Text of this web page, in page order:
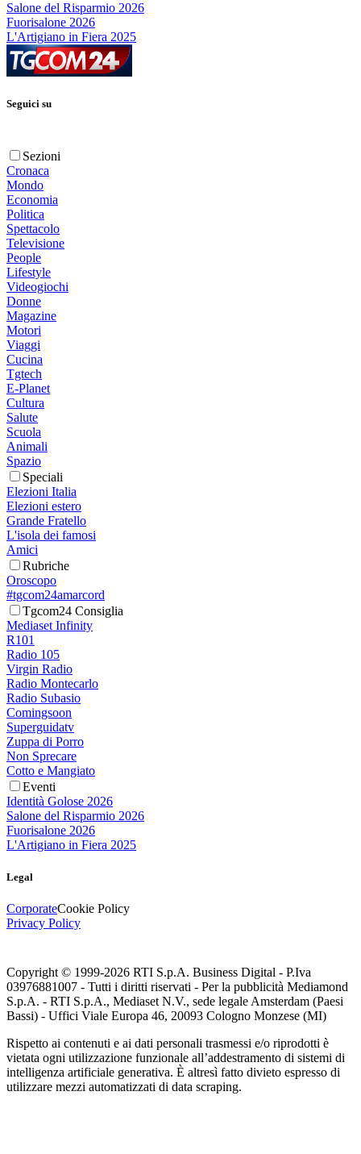
Salone del Risparmio 2026
Fuorisalone 2026
L'Artigiano in Fiera 2025
Seguici su
Sezioni
Cronaca
Mondo
Economia
Politica
Spettacolo
Televisione
People
Lifestyle
Videogiochi
Donne
Magazine
Motori
Viaggi
Cucina
Tgtech
E-Planet
Cultura
Salute
Scuola
Animali
Spazio
Speciali
Elezioni Italia
Elezioni estero
Grande Fratello
L'isola dei famosi
Amici
Rubriche
Oroscopo
#tgcom24amarcord
Tgcom24 Consiglia
Mediaset Infinity
R101
Radio 105
Virgin Radio
Radio Montecarlo
Radio Subasio
Comingsoon
Superguidatv
Zuppa di Porro
Non Sprecare
Cotto e Mangiato
Eventi
Identità Golose 2026
Salone del Risparmio 2026
Fuorisalone 2026
L'Artigiano in Fiera 2025
Legal
CorporateCookie Policy
Privacy Policy
Copyright © 1999-2026 RTI S.p.A. Business Digital - P.Iva
03976881007 - Tutti i diritti riservati - Per la pubblicità Mediamond
S.p.A. - RTI S.p.A., Mediaset N.V., sede legale Amsterdam (Paesi
Bassi) - Uffici Viale Europa 46, 20093 Cologno Monzese (MI)
Rispetto ai contenuti e ai dati personali trasmessi e/o riprodotti è
vietata ogni utilizzazione funzionale all’addestramento di sistemi di
intelligenza artificiale generativa. È altresì fatto divieto espresso di
utilizzare mezzi automatizzati di data scraping.